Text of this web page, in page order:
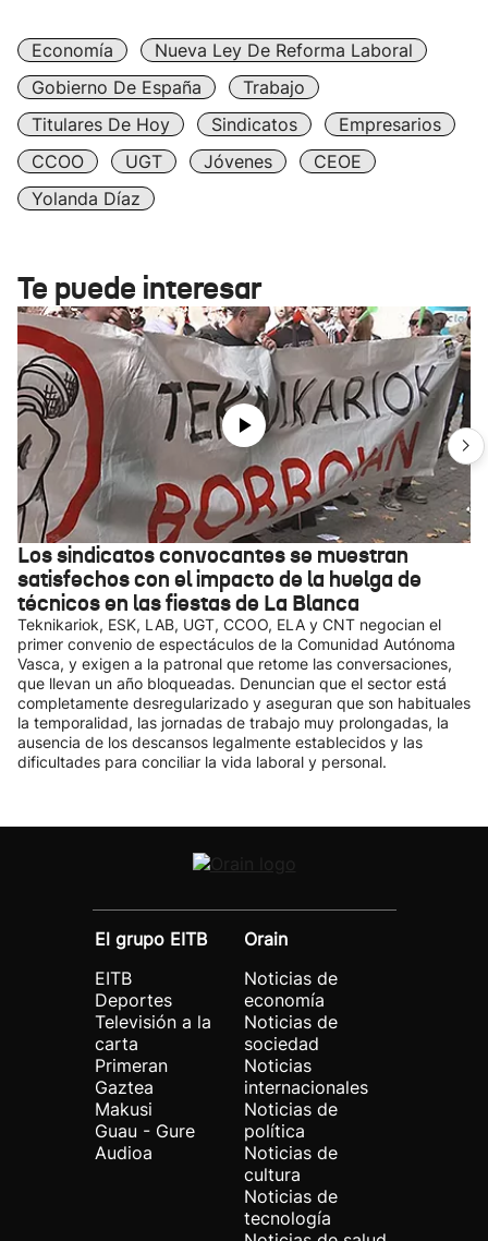
Economía
Nueva Ley De Reforma Laboral
Gobierno De España
Trabajo
Titulares De Hoy
Sindicatos
Empresarios
CCOO
UGT Jóvenes
CEOE
Yolanda Díaz
Te puede interesar
Los sindicatos convocantes se muestran
satisfechos con el impacto de la huelga de
técnicos en las fiestas de La Blanca
Teknikariok, ESK, LAB, UGT, CCOO, ELA y CNT negocian el
primer convenio de espectáculos de la Comunidad Autónoma
Vasca, y exigen a la patronal que retome las conversaciones,
que llevan un año bloqueadas. Denuncian que el sector está
completamente desregularizado y aseguran que son habituales
la temporalidad, las jornadas de trabajo muy prolongadas, la
ausencia de los descansos legalmente establecidos y las
dificultades para conciliar la vida laboral y personal.
El grupo EITB
EITB
Deportes
Televisión a la
carta
Primeran
Gaztea
Makusi
Guau - Gure
Audioa
Orain
Noticias de
economía
Noticias de
sociedad
Noticias
internacionales
Noticias de
política
Noticias de
cultura
Noticias de
tecnología